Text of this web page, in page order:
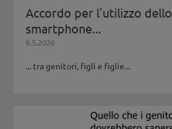
Accordo per l'utilizzo dello
smartphone...
6.5.2026
... tra genitori, figli e figlie...